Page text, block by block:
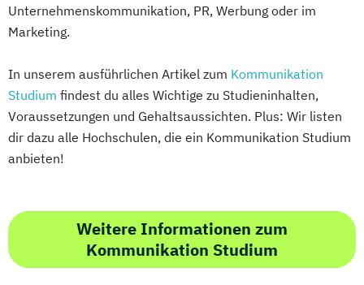
Unternehmenskommunikation, PR, Werbung oder im
Marketing.
In unserem ausführlichen Artikel zum Kommunikation
Studium findest du alles Wichtige zu Studieninhalten,
Voraussetzungen und Gehaltsaussichten. Plus: Wir listen
dir dazu alle Hochschulen, die ein Kommunikation Studium
anbieten!
Weitere Informationen zum
Kommunikation Studium